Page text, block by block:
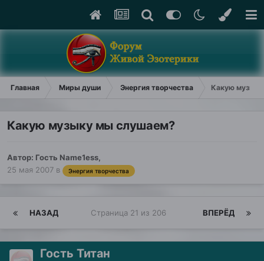
Главная Миры души Энергия творчества Какую
Какую музыку мы слушаем?
Автор: Гость Name1ess,
25 мая 2007 в Энергия творчества
НАЗАД ВПЕРЁД
Страница 21 из 206
Гость Титан